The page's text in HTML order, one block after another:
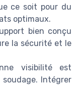
ce soit pour du
optimaux.
bien conçu
la sécurité et le
visibilité est
Intégrer